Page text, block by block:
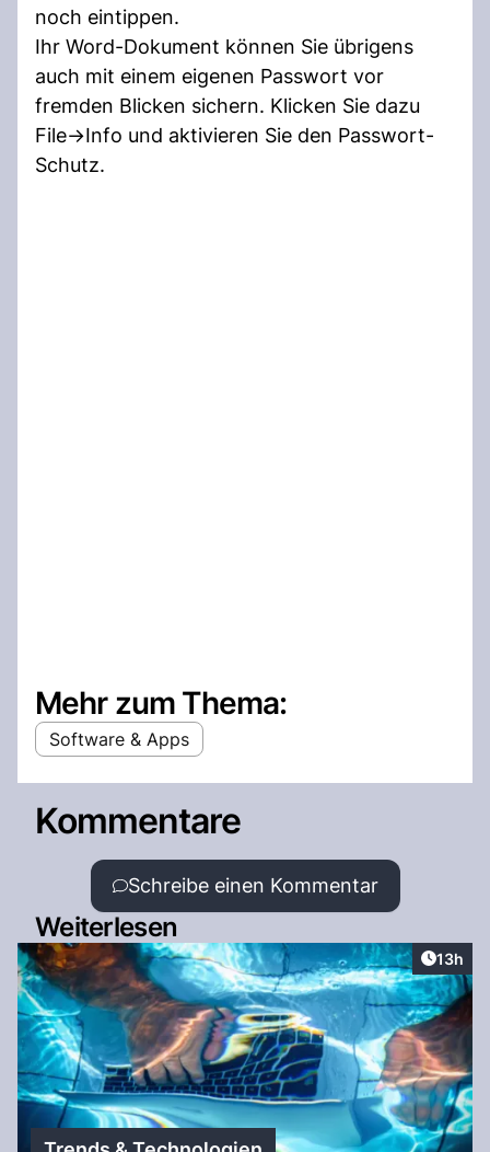
noch eintippen.
Ihr Word-Dokument können Sie übrigens
auch mit einem eigenen Passwort vor
fremden Blicken sichern. Klicken Sie dazu
File->Info und aktivieren Sie den Passwort-
Schutz.
Mehr zum Thema:
Software & Apps
Kommentare
Schreibe einen Kommentar
Weiterlesen
Artikel
13h